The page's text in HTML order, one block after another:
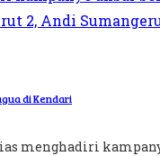
di Kendari
menghadiri